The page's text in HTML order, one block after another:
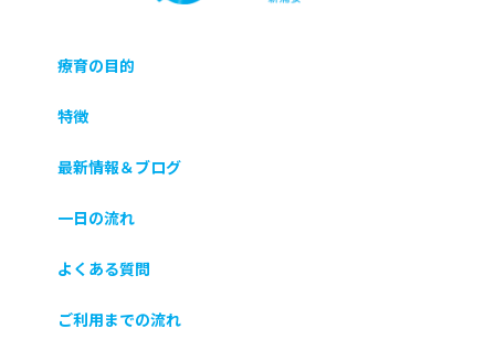
療育の目的
特徴
最新情報＆ブログ
一日の流れ
よくある質問
ご利用までの流れ